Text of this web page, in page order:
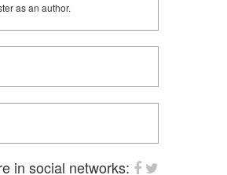
as an author.
in social networks: